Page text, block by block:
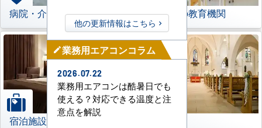
病院・介護施設 学校などの教育機関
宿泊施設
他の更新情報はこちら
mode_edit業務用エアコンコラム
2026.07.22
業務用エアコンは酷暑日でも
使える？対応できる温度と注
意点を解説